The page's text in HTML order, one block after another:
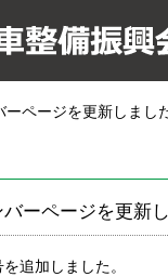
ーページを更新しまし
ーページを更新
追加しました。